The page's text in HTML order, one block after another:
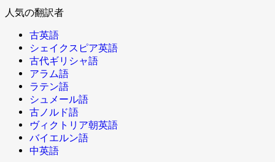
人気の翻訳者
古英語
シェイクスピア英語
古代ギリシャ語
アラム語
ラテン語
シュメール語
古ノルド語
ヴィクトリア朝英語
バイエルン語
中英語